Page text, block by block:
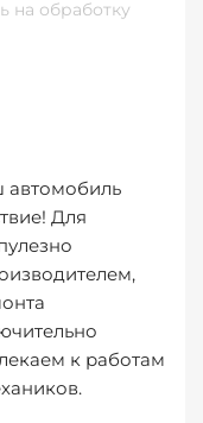
на обработку
автомобиль
Для
к работам